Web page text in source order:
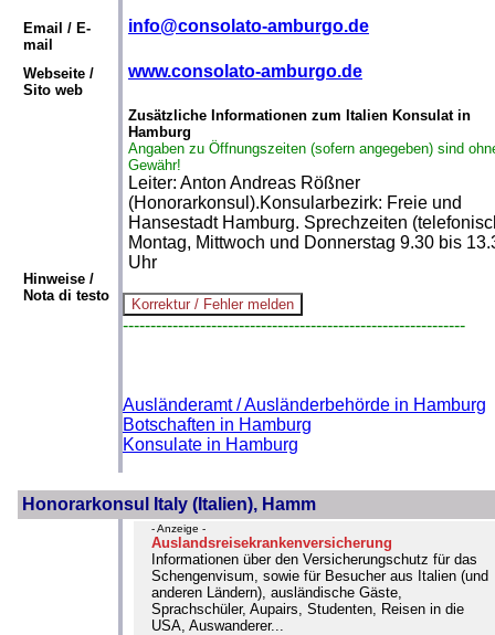
Email / E-
mail
info@consolato-amburgo.de
Webseite /
Sito web
www.consolato-amburgo.de
Hinweise /
Nota di testo
Zusätzliche Informationen zum Italien Konsulat in
Hamburg
Angaben zu Öffnungszeiten (sofern angegeben) sind
Gewähr!
Leiter: Anton Andreas Rößner
(Honorarkonsul).Konsularbezirk: Freie und
Hansestadt Hamburg. Sprechzeiten
Montag, Mittwoch und Donnerstag 9.30 bis
Uhr
--------------------------------------------------------------
Ausländeramt / Ausländerbehörde in Hamburg
Botschaften in Hamburg
Konsulate in Hamburg
Honorarkonsul Italy (Italien), Hamm
- Anzeige -
Auslandsreisekrankenversicherung
Informationen über den Versicherungschutz für das
Schengenvisum, sowie für Besucher aus Italien (und
anderen Ländern), ausländische Gäste,
Sprachschüler, Aupairs, Studenten, Reisen in die
USA, Auswanderer...